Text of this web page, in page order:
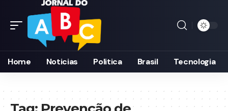
Home Noticias Politica Brasil Tecnologia